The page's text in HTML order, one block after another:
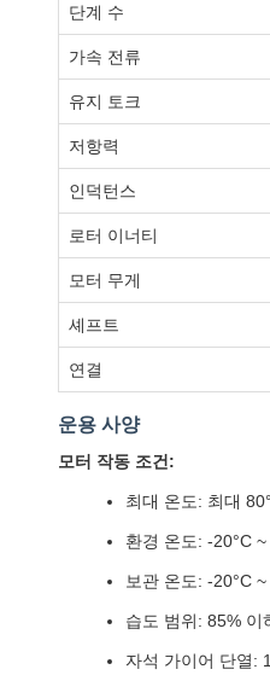
단계 수
가속 전류
유지 토크
저항력
인덕턴스
로터 이너티
모터 무게
셰프트
연결
운용 사양
모터 작동 조건:
최대 온도: 최대
환경 온도: -20°C ~
보관 온도: -20°C
습도 범위: 85% 이
자석 가이어 단열: